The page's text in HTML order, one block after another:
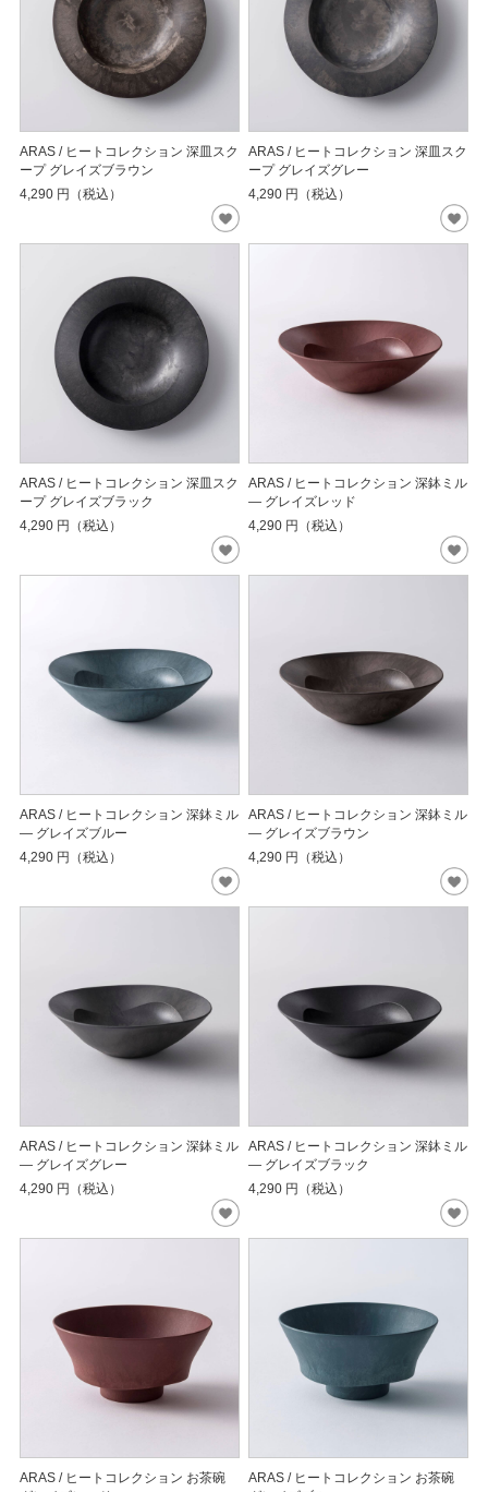
ARAS / ヒートコレクション 深皿スク
ープ グレイズブラウン
4,290 円（税込）
ARAS / ヒートコレクション 深皿スク
ープ グレイズグレー
4,290 円（税込）
ARAS / ヒートコレクション 深皿スク
ープ グレイズブラック
4,290 円（税込）
ARAS / ヒートコレクション 深鉢ミル
― グレイズレッド
4,290 円（税込）
ARAS / ヒートコレクション 深鉢ミル
― グレイズブルー
4,290 円（税込）
ARAS / ヒートコレクション 深鉢ミル
― グレイズブラウン
4,290 円（税込）
ARAS / ヒートコレクション 深鉢ミル
― グレイズグレー
4,290 円（税込）
ARAS / ヒートコレクション 深鉢ミル
― グレイズブラック
4,290 円（税込）
ARAS / ヒートコレクション お茶碗
ARAS / ヒートコレクション お茶碗